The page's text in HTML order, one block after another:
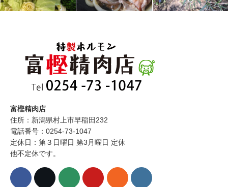
富樫精肉店
住所：新潟県村上市早稲田232
電話番号：0254-73-1047
定休日：第３日曜日 第3月曜日 定休
他不定休です。